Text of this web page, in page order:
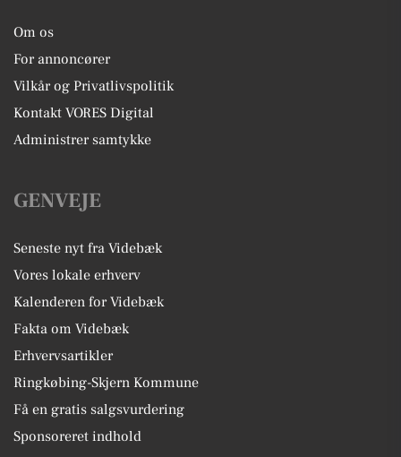
Om os
For annoncører
Vilkår og Privatlivspolitik
Kontakt VORES Digital
Administrer samtykke
GENVEJE
Seneste nyt fra Videbæk
Vores lokale erhverv
Kalenderen for Videbæk
Fakta om Videbæk
Erhvervsartikler
Ringkøbing-Skjern Kommune
Få en gratis salgsvurdering
Sponsoreret indhold